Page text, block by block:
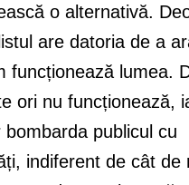
o alternativă.
are datoria de a
funcționează lumea.
ori nu funcționează,
publicul cu
indiferent de cât de